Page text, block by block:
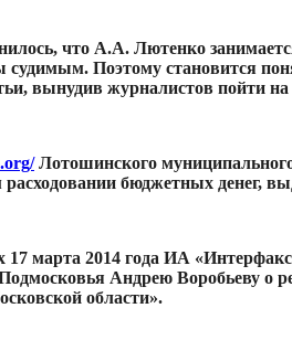
что А.А. Лютенко
судимым. Поэтому становится
вынудив журналистов пойти
Лотошинского
расходовании бюджетных денег,
марта 2014 года ИА
Андрею Воробьеву о
области».